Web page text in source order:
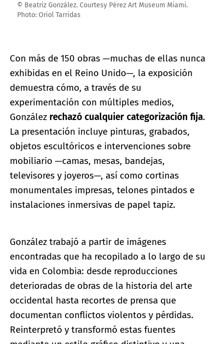
© Beatriz González. Courtesy Pérez Art Museum Miami.
Photo: Oriol Tarridas
Con más de 150 obras —muchas de ellas nunca
exhibidas en el Reino Unido—, la exposición
demuestra cómo, a través de su
experimentación con múltiples medios,
González rechazó cualquier categorización fija.
La presentación incluye pinturas, grabados,
objetos escultóricos e intervenciones sobre
mobiliario —camas, mesas, bandejas,
televisores y joyeros—, así como cortinas
monumentales impresas, telones pintados e
instalaciones inmersivas de papel tapiz.
González trabajó a partir de imágenes
encontradas que ha recopilado a lo largo de su
vida en Colombia: desde reproducciones
deterioradas de obras de la historia del arte
occidental hasta recortes de prensa que
documentan conflictos violentos y pérdidas.
Reinterpretó y transformó estas fuentes